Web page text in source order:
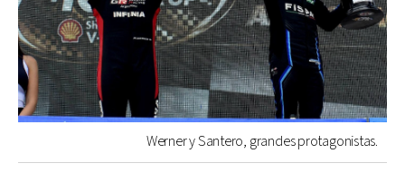
Werner y Santero, grandes protagonistas.